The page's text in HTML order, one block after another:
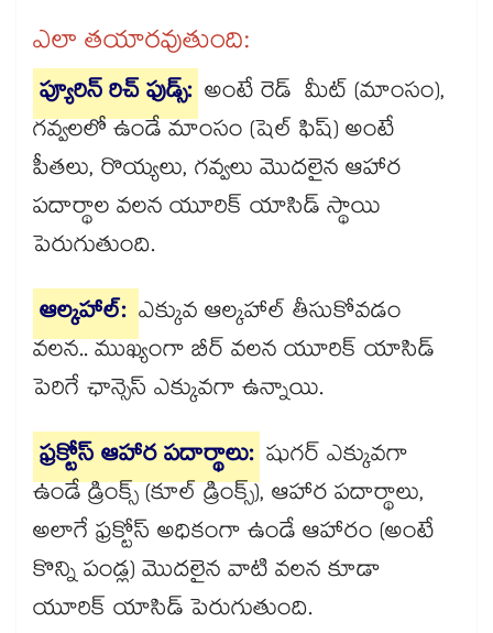
ఎలా తయారవుతుంది:
ప్యూరిన్ రిచ్ ఫుడ్స్: అంటే రెడ్ మీట్ (మాంసం),
గవ్వలలో ఉండే మాంసం (షెల్ ఫిష్) అంటే
పీతలు, రొయ్యలు, గవ్వలు మొదలైన ఆహార
పదార్థాల వలన యూరిక్ యాసిడ్ స్థాయి
పెరుగుతుంది.
ఆల్కహాల్: ఎక్కువ ఆల్కహాల్ తీసుకోవడం
వలన.. ముఖ్యంగా బీర్ వలన యూరిక్ యాసిడ్
పెరిగే ఛాన్సెస్ ఎక్కువగా ఉన్నాయి.
ఫ్రక్టోస్ ఆహార పదార్థాలు: షుగర్ ఎక్కువగా
ఉండే డ్రింక్స్ (కూల్ డ్రింక్స్), ఆహార పదార్థాలు,
అలాగే ఫ్రక్టోస్ అధికంగా ఉండే ఆహారం (అంటే
కొన్ని పండ్ల) మొదలైన వాటి వలన కూడా
యూరిక్ యాసిడ్ పెరుగుతుంది.